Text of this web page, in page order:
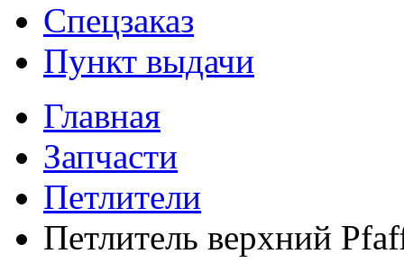
Спецзаказ
Пункт выдачи
Главная
Запчасти
Петлители
Петлитель верхний